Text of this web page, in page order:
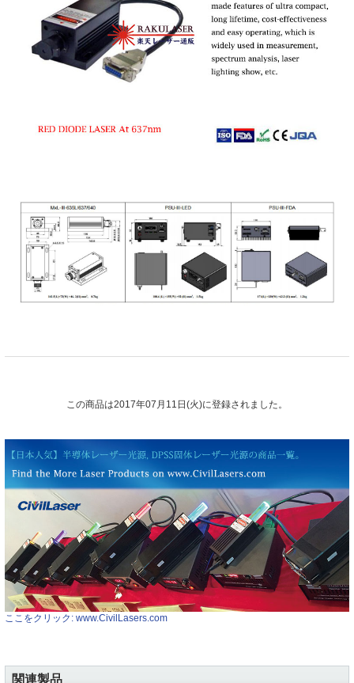
この商品は2017年07月11日(火)に登録されました。
ここをクリック: www.CivilLasers.com
関連製品